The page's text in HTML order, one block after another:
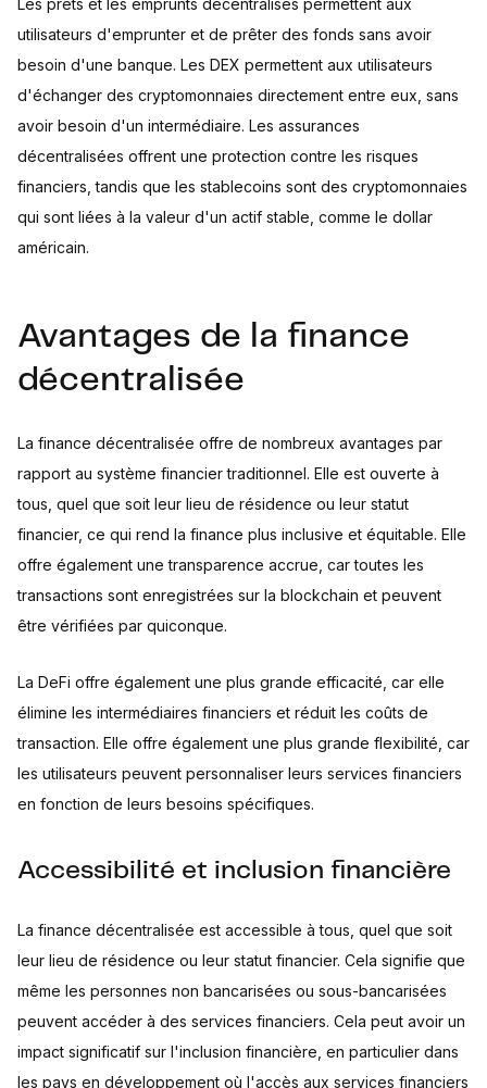
Les prêts et les emprunts décentralisés permettent aux
utilisateurs d'emprunter et de prêter des fonds sans avoir
besoin d'une banque. Les DEX permettent aux utilisateurs
d'échanger des cryptomonnaies directement entre eux, sans
avoir besoin d'un intermédiaire. Les assurances
décentralisées offrent une protection contre les risques
financiers, tandis que les stablecoins sont des cryptomonnaies
qui sont liées à la valeur d'un actif stable, comme le dollar
américain.
Avantages de la finance
décentralisée
La finance décentralisée offre de nombreux avantages par
rapport au système financier traditionnel. Elle est ouverte à
tous, quel que soit leur lieu de résidence ou leur statut
financier, ce qui rend la finance plus inclusive et équitable. Elle
offre également une transparence accrue, car toutes les
transactions sont enregistrées sur la blockchain et peuvent
être vérifiées par quiconque.
La DeFi offre également une plus grande efficacité, car elle
élimine les intermédiaires financiers et réduit les coûts de
transaction. Elle offre également une plus grande flexibilité, car
les utilisateurs peuvent personnaliser leurs services financiers
en fonction de leurs besoins spécifiques.
Accessibilité et inclusion financière
La finance décentralisée est accessible à tous, quel que soit
leur lieu de résidence ou leur statut financier. Cela signifie que
même les personnes non bancarisées ou sous-bancarisées
peuvent accéder à des services financiers. Cela peut avoir un
impact significatif sur l'inclusion financière, en particulier dans
les pays en développement où l'accès aux services financiers